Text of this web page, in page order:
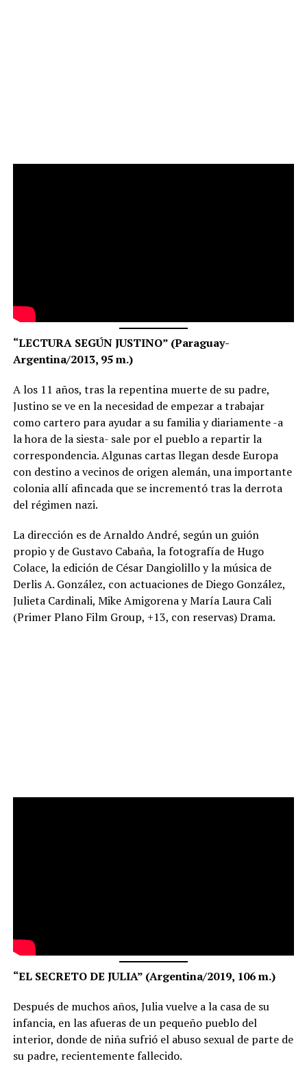
“LECTURA SEGÚN JUSTINO” (Paraguay-
Argentina/2013, 95 m.)
A los 11 años, tras la repentina muerte de su padre,
Justino se ve en la necesidad de empezar a trabajar
como cartero para ayudar a su familia y diariamente -a
la hora de la siesta- sale por el pueblo a repartir la
correspondencia. Algunas cartas llegan desde Europa
con destino a vecinos de origen alemán, una importante
colonia allí afincada que se incrementó tras la derrota
del régimen nazi.
La dirección es de Arnaldo André, según un guión
propio y de Gustavo Cabaña, la fotografía de Hugo
Colace, la edición de César Dangiolillo y la música de
Derlis A. González, con actuaciones de Diego González,
Julieta Cardinali, Mike Amigorena y María Laura Cali
(Primer Plano Film Group, +13, con reservas) Drama.
“EL SECRETO DE JULIA” (Argentina/2019, 106 m.)
Después de muchos años, Julia vuelve a la casa de su
infancia, en las afueras de un pequeño pueblo del
interior, donde de niña sufrió el abuso sexual de parte de
su padre, recientemente fallecido.